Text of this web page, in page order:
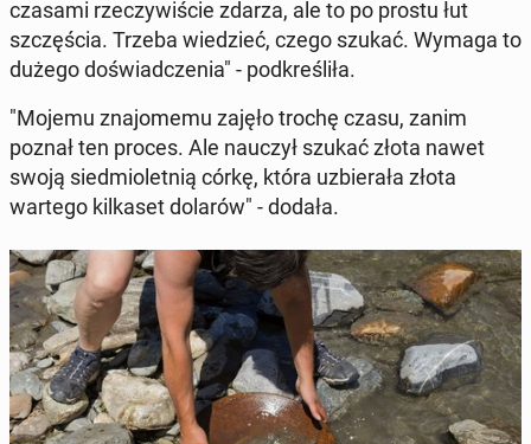
czasami rze­czy­wi­ście zdarza, ale to po prostu łut
szczę­ścia. Trzeba wie­dzieć, czego szukać. Wymaga to
dużego do­świad­cze­nia" - pod­kre­śli­ła.
"Mojemu zna­jo­me­mu zajęło trochę czasu, zanim
poznał ten proces. Ale nauczył szukać złota nawet
swoją sied­mio­let­nią córkę, która uzbie­ra­ła złota
wartego kil­ka­set dolarów" - dodała.